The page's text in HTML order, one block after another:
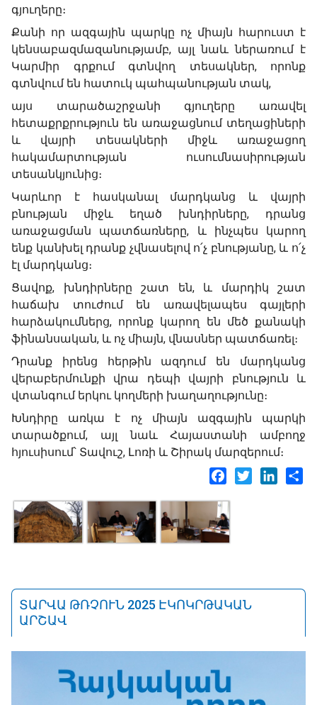
գյուղերը։
Քանի որ ազգային պարկը ոչ միայն հարուստ է
կենսաբազմազանությամբ, այլ նաև ներառում է
Կարմիր գրքում գտնվող տեսակներ, որոնք
գտնվում են հատուկ պահպանության տակ,
այս տարածաշրջանի գյուղերը առավել
հետաքրքրություն են առաջացնում տեղացիների
և վայրի տեսակների միջև առաջացող
հակամարտության ուսումնասիրության
տեսանկյունից։
Կարևոր է հասկանալ մարդկանց և վայրի
բնության միջև եղած խնդիրները, դրանց
առաջացման պատճառները, և ինչպես կարող
ենք կանխել դրանք չվնասելով ո՛չ բնությանը, և ո՛չ
էլ մարդկանց։
Ցավոք, խնդիրները շատ են, և մարդիկ շատ
հաճախ տուժում են առավելապես գայլերի
հարձակումներց, որոնք կարող են մեծ քանակի
ֆինանսական, և ոչ միայն, վնասներ պատճառել։
Դրանք իրենց հերթին ազդում են մարդկանց
վերաբերմունքի վրա դեպի վայրի բնություն և
վտանգում երկու կողմերի խաղաղությունը։
Խնդիրը առկա է ոչ միայն ազգային պարկի
տարածքում, այլ նաև Հայաստանի ամբողջ
հյուսիսում՝ Տավուշ, Լոռի և Շիրակ մարզերում։
Facebook
Twitter
ՏԱՐՎԱ ԹՌՉՈՒՆ 2025 ԷԿՈԿՐԹԱԿԱՆ
ԱՐՇԱՎ